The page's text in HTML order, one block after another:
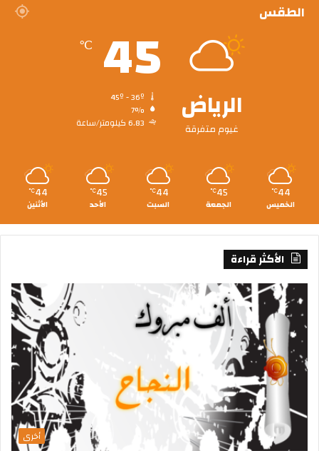
الطقس
الرياض
غيوم متفرقة
45
℃
7%
6.83 كيلومتر/ساعة
44
℃
الخميس
45
℃
الجمعة
44
℃
السبت
45
℃
الأحد
44
℃
الأثنين
الأكثر قراءة
أخرى